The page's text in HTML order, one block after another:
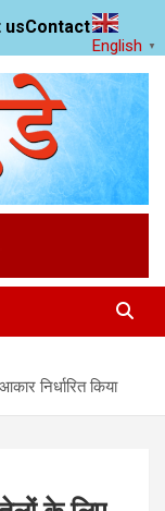
usContact us
निर्धारित किया
English ▼